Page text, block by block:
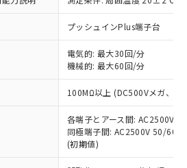
プッシュインPlus端子台
電気的: 最大30回/分
機械的: 最大60回/分
100MΩ以上 (DC500Vメガ、点
各端子とアース間: AC2500V
同極端子間: AC2500V 50/
(初期値)
供させていただくもので
機器事業取扱商品の中には、
スの対象外となる商品もある
了承ください。
および標準価格照会結果は、
いる更新日時点での社内デー
き作成されるものであり、閲
時点での実際の在庫および標
は異なる場合があることをご
センス料など無形物で、有
係のない商品です。
により、非含有部品として
有品と判明した場合などや
ることがあります。
下、 水銀(Hg) 1000ppm以下、 カド
以下、ポリ臭化ビフェニル
下、ポリ臭化ジフェニルエーテル類
下、フタル酸ビス(2-エチルヘキシ
質材料含有率が中国RoHSの
ることを示します。
材料含有率が中国RoHSの
いることを示します。
です。当社販売部門へお問
。
基準値 (GB/T26572)：
Hg(水銀) : 1000ppm、 Cd(カドミウ
1000ppm、 PBBs(ポリ臭化ビフェ
これら貴社製品のうち、外国
び外国貿易法に定める商品
制貨物等」という）を輸出
輸出許可(または役務取引許
するなどの必要な手続きを